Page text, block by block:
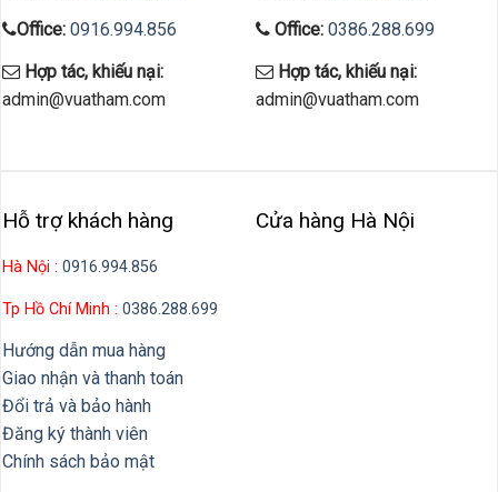
Office: 0916.994.856
Hợp tác, khiếu nại:
admin@vuatham.com
Office: 0386.288.699
Hợp tác, khiếu nại:
admin@vuatham.com
Hỗ trợ khách hàng
Hà Nội : 0916.994.856
Tp Hồ Chí Minh : 0386.288.699
Hướng dẫn mua hàng
Giao nhận và thanh toán
Đổi trả và bảo hành
Đăng ký thành viên
Chính sách bảo mật
Cửa hàng Hà Nội